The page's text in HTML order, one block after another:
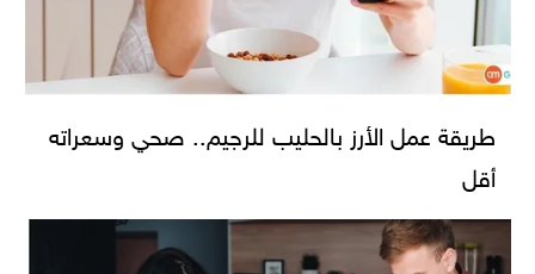
طريقة عمل الأرز بالحليب للرجيم.. صحي وسعراته
أقل